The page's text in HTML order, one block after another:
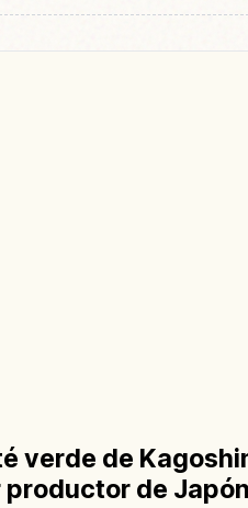
verde de
de Japón